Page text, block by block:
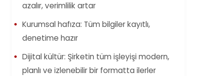
azalır, verimlilik artar
Kurumsal hafıza: Tüm bilgiler kayıtlı,
denetime hazır
Dijital kültür: Şirketin tüm işleyişi modern,
planlı ve izlenebilir bir formatta ilerler